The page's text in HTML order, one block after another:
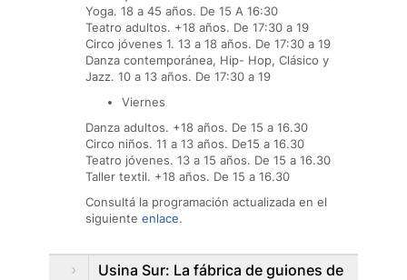
Yoga. 18 a 45 años. De 15 A 16:30
Teatro adultos. +18 años. De 17:30 a 19
Circo jóvenes 1. 13 a 18 años. De 17:30 a 19
Danza contemporánea, Hip- Hop, Clásico y
Jazz. 10 a 13 años. De 17:30 a 19
Viernes
Danza adultos. +18 años. De 15 a 16.30
Circo niños. 11 a 13 años. De15 a 16.30
Teatro jóvenes. 13 a 15 años. De 15 a 16.30
Taller textil. +18 años. De 15 a 16.30
Consultá la programación actualizada en el
siguiente enlace.
Usina Sur: La fábrica de guiones de